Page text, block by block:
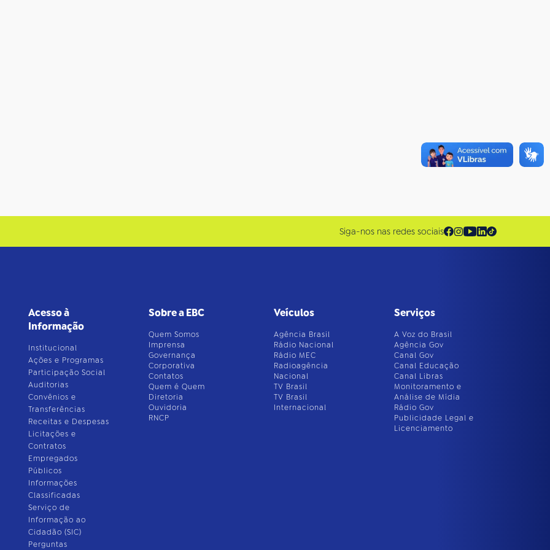
Siga-nos nas redes sociais
Acesso à
Informação
Institucional
Ações e Programas
Participação Social
Auditorias
Convênios e
Transferências
Receitas e Despesas
Licitações e
Contratos
Empregados
Públicos
Informações
Classificadas
Serviço de
Informação ao
Cidadão (SIC)
Perguntas
Sobre a EBC
Quem Somos
Imprensa
Governança
Corporativa
Contatos
Quem é Quem
Diretoria
Ouvidoria
RNCP
Veículos
Agência Brasil
Rádio Nacional
Rádio MEC
Radioagência
Nacional
TV Brasil
TV Brasil
Internacional
Serviços
A Voz do Brasil
Agência Gov
Canal Gov
Canal Educação
Canal Libras
Monitoramento e
Análise de Mídia
Rádio Gov
Publicidade Legal e
Licenciamento